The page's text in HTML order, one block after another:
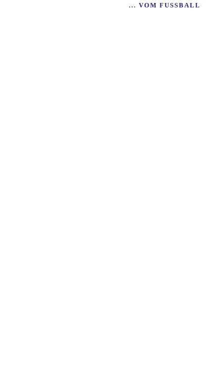
... VOM FUSSBALL